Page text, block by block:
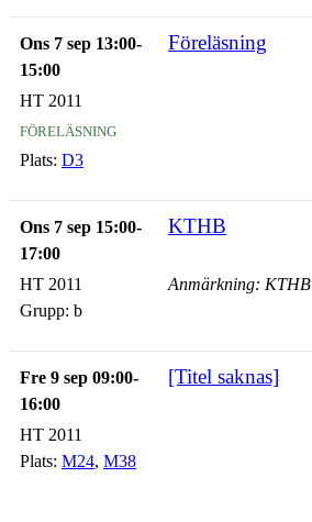
Ons 7 sep 13:00-
15:00
Föreläsning
HT 2011
föreläsning
Plats: D3
Ons 7 sep 15:00-
17:00
KTHB
HT 2011
Grupp: b
Anmärkning: KTHB
Fre 9 sep 09:00-
16:00
[Titel saknas]
HT 2011
Plats: M24, M38